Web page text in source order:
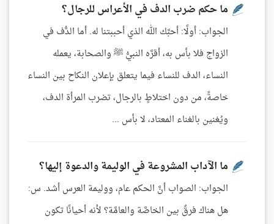
ما حكم ضرب الدف في الأعراس للرجال؟
الجواب: أولًا: أحبَّك الله الذي أحببتنا له. أما الدُّف في
الزواج فلا بأس به، أقرَّه النبيُّ ﷺ والصحابة، يعمله
النساء، الدف للنساء فيما يتعلق بإعلان النكاح بين النساء
خاصةً، من دون اختلاطٍ بالرجال، تضرب المرأة الدف،
ويُغنين بالغناء المعتاد، لا بأس ...
ما الآداب المشروعة في الوليمة والدعوة إليها؟
الجواب: الصواب أنَّ الحكم عام، ووليمة العرس أشد. س:
هل هناك فرقٌ بين الخاصَّة والعامَّة؟ لأنه أحيانًا تكون